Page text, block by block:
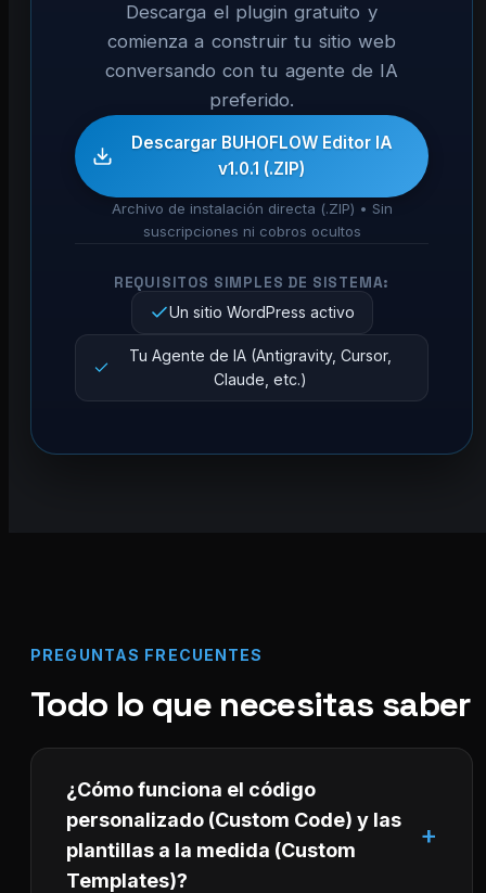
Descarga el plugin gratuito y
comienza a construir tu sitio web
conversando con tu agente de IA
preferido.
Descargar BUHOFLOW Editor IA
v1.0.1 (.ZIP)
Archivo de instalación directa (.ZIP) • Sin
suscripciones ni cobros ocultos
REQUISITOS SIMPLES DE SISTEMA:
Un sitio WordPress activo
Tu Agente de IA (Antigravity, Cursor,
Claude, etc.)
PREGUNTAS FRECUENTES
Todo lo que necesitas saber
¿Cómo funciona el código
personalizado (Custom Code) y las
plantillas a la medida (Custom
Templates)?